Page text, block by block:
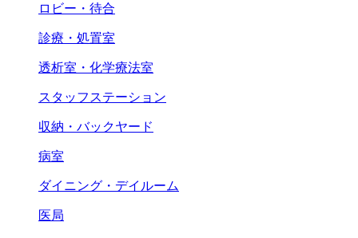
ロビー・待合
診療・処置室
透析室・化学療法室
スタッフステーション
収納・バックヤード
病室
ダイニング・デイルーム
医局